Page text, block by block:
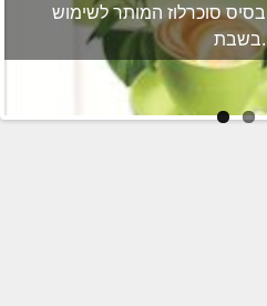
בסיס סוכרלוז המותר לשימוש
בשבת.